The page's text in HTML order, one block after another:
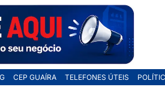
CEP GUAÍRA TELEFONES ÚTEIS